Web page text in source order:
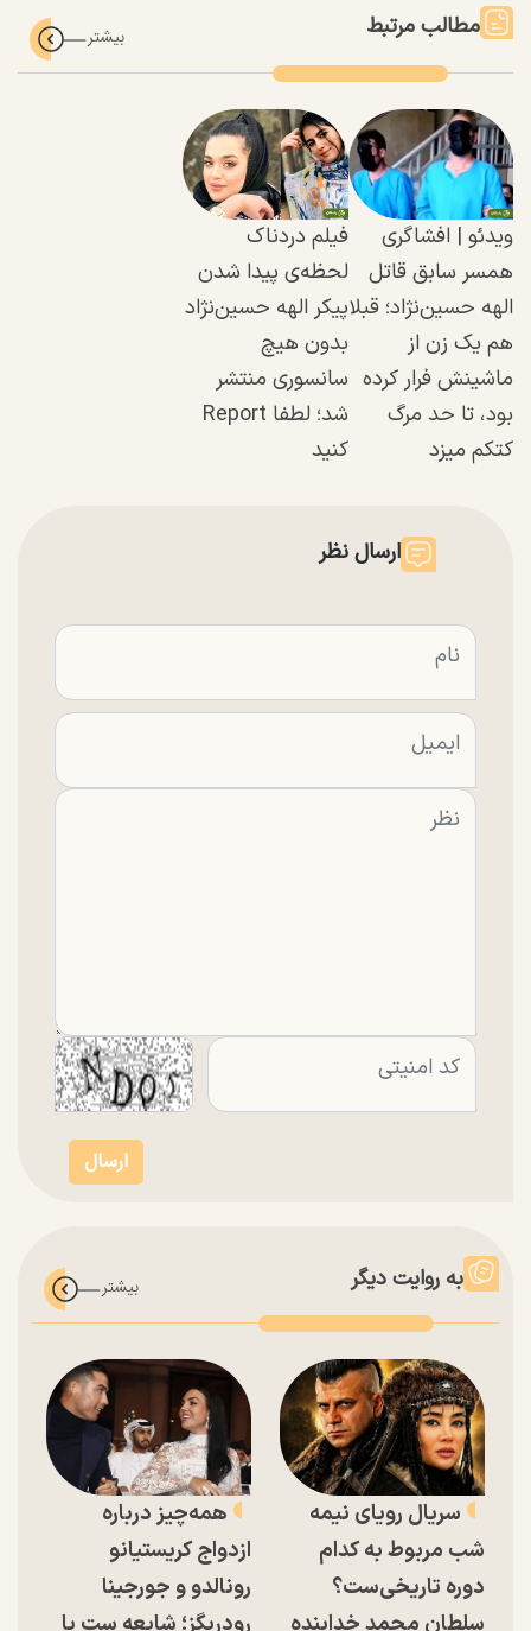
مطالب مرتبط
ویدئو | افشاگری
همسر سابق قاتل
الهه حسین‌نژاد؛ قبلا
هم یک زن از
ماشینش فرار کرده
بود، تا حد مرگ
کتکم میزد
فیلم دردناک
لحظه‌ی پیدا شدن
پیکر الهه حسین‌نژاد
بدون هیچ
سانسوری منتشر
شد؛ لطفا Report
کنید
ارسال نظر
به روایت دیگر
سریال رویای نیمه
شب مربوط به کدام
دوره تاریخی‌ست؟
همه‌چیز درباره
ازدواج کریستیانو
رونالدو و جورجینا